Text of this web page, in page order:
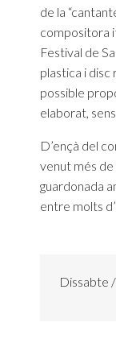
de la
compositora
Festival de
plastica i
possible
elaborat,
D’ençà del
venut més de
guardonada
entre molts
Dissabte